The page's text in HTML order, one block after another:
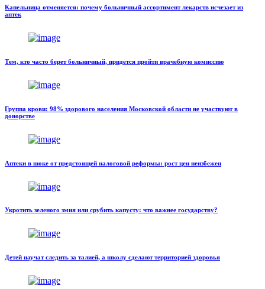
Капельница отменяется: почему больничный ассортимент лекарств исчезает из
аптек
Тем, кто часто берет больничный, придется пройти врачебную комиссию
Группа крови: 98% здорового населения Московской области не участвуют в
донорстве
Аптеки в шоке от предстоящей налоговой реформы: рост цен неизбежен
Укротить зеленого змия или срубить капусту: что важнее государству?
Детей научат следить за талией, а школу сделают территорией здоровья